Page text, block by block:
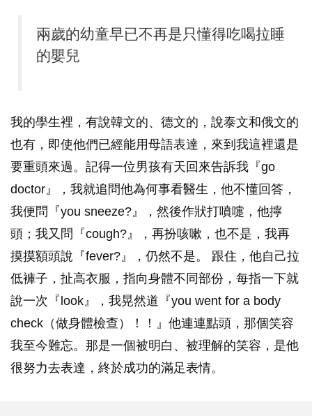
兩歲的幼童早已不再是只懂得吃喝拉睡
的嬰兒
我的學生裡，有說韓文的、德文的，說泰文和俄文的
也有，即使他們已經能用母語表達，來到我這裡還是
要重頭來過。記得一位男孩有天回來告訴我『go
doctor』，我就追問他為何事看醫生，他不懂回答，
我便問『you sneeze?』，然後作狀打噴嚏，他擰
頭；我又問『cough?』，再扮咳嗽，也不是，我再
摸摸額頭說『fever?』，仍然不是。 跟住，他自己拉
低褲子，扯高衣服，指向身體不同部份，每指一下就
說一次『look』，我晃然道『you went for a body
check（做身體檢查）！！』他連連點頭，那個笑容
我至今難忘。那是一個被明白、被理解的笑容，是他
很努力去表達，終於成功的滿足表情。